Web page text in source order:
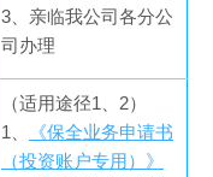
3、亲临我公司各分公
司办理
（适用途径1、2）
1、
《保全业务申请书
（投资账户专用）》